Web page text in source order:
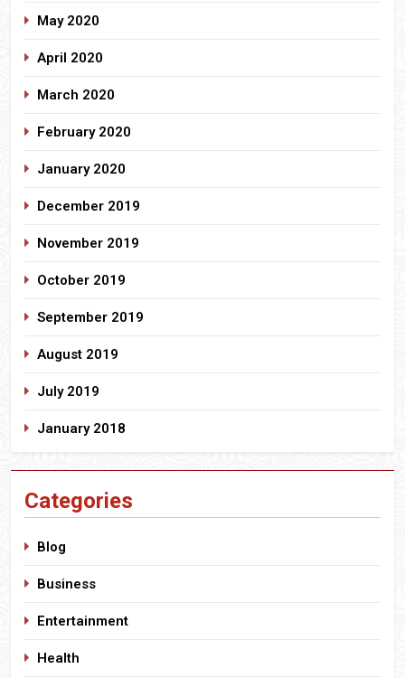
May 2020
April 2020
March 2020
February 2020
January 2020
December 2019
November 2019
October 2019
September 2019
August 2019
July 2019
January 2018
Categories
Blog
Business
Entertainment
Health